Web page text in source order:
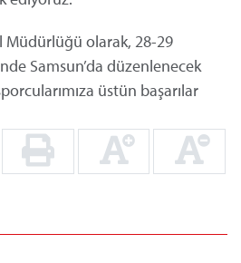
Müdürlüğü olarak, 28-29
Samsun’da düzenlenecek
üstün başarılar